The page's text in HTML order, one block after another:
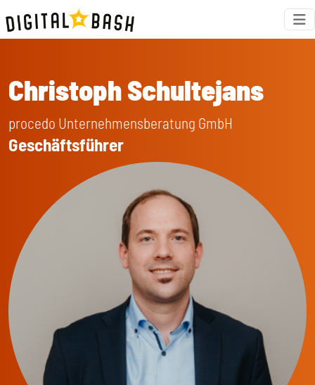
Christoph Schultejans
procedo Unternehmensberatung GmbH
Geschäftsführer